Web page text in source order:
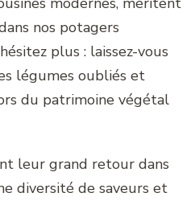
nos potagers
plus : laissez-vous
légumes oubliés et
du patrimoine végétal
leur grand retour dans
diversité de saveurs et